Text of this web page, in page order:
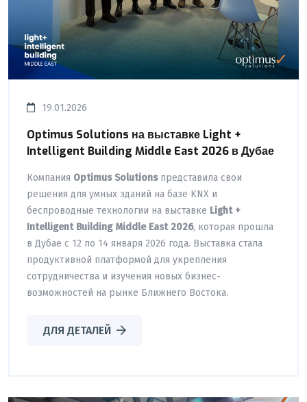
19.01.2026
Optimus Solutions на выставке Light +
Intelligent Building Middle East 2026 в Дубае
Компания Optimus Solutionsпредставила свои
решения для умных зданий на базе KNX и
беспроводные технологии на выставке Light +
Intelligent Building Middle East 2026, которая прошла
в Дубае с 12 по 14 января 2026 года. Выставка стала
продуктивной платформой для укрепления
сотрудничества и изучения новых бизнес-
возможностей на рынке Ближнего Востока.
ДЛЯ ДЕТАЛЕЙ